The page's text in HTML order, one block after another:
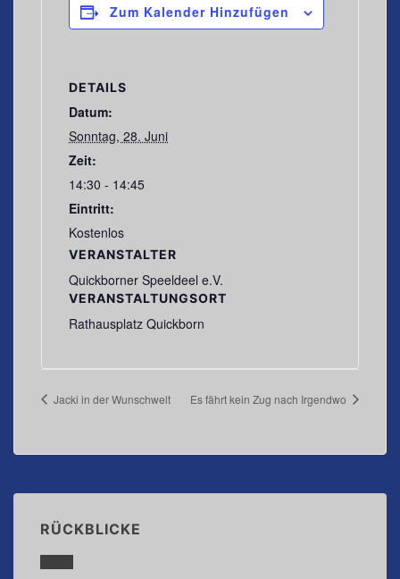
Zum Kalender Hinzufügen
DETAILS
Datum:
Sonntag, 28. Juni
Zeit:
14:30 - 14:45
Eintritt:
Kostenlos
VERANSTALTUNGSORT
Rathausplatz Quickborn
VERANSTALTER
Quickborner Speeldeel e.V.
Jacki in der Wunschwelt Es fährt kein Zug nach Irgendwo
RÜCKBLICKE